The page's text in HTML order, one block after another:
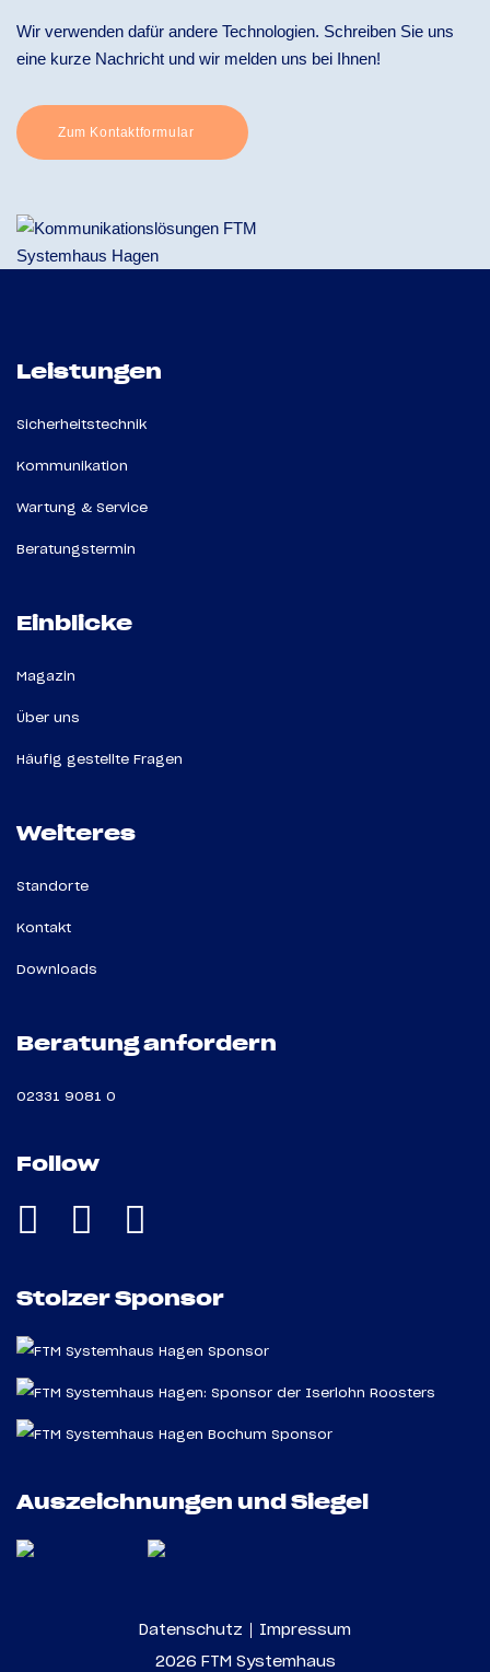
Wir verwenden dafür andere Technologien. Schreiben Sie uns
eine kurze Nachricht und wir melden uns bei Ihnen!
Zum Kontaktformular
Leistungen
Sicherheitstechnik
Kommunikation
Wartung & Service
Beratungstermin
Einblicke
Magazin
Über uns
Häufig gestellte Fragen
Weiteres
Standorte
Kontakt
Downloads
Beratung anfordern
02331 9081 0
Follow
Stolzer Sponsor
Auszeichnungen und Siegel
2026 FTM Systemhaus
Datenschutz Impressum